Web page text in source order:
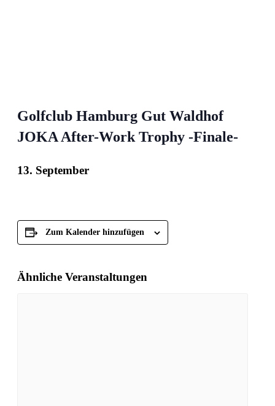
Golfclub Hamburg Gut Waldhof
JOKA After-Work Trophy -Finale-
13. September
Zum Kalender hinzufügen
Ähnliche Veranstaltungen